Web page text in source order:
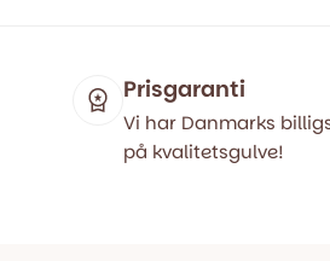
Prisgaranti
Vi har Danmarks
på kvalitetsgulve!